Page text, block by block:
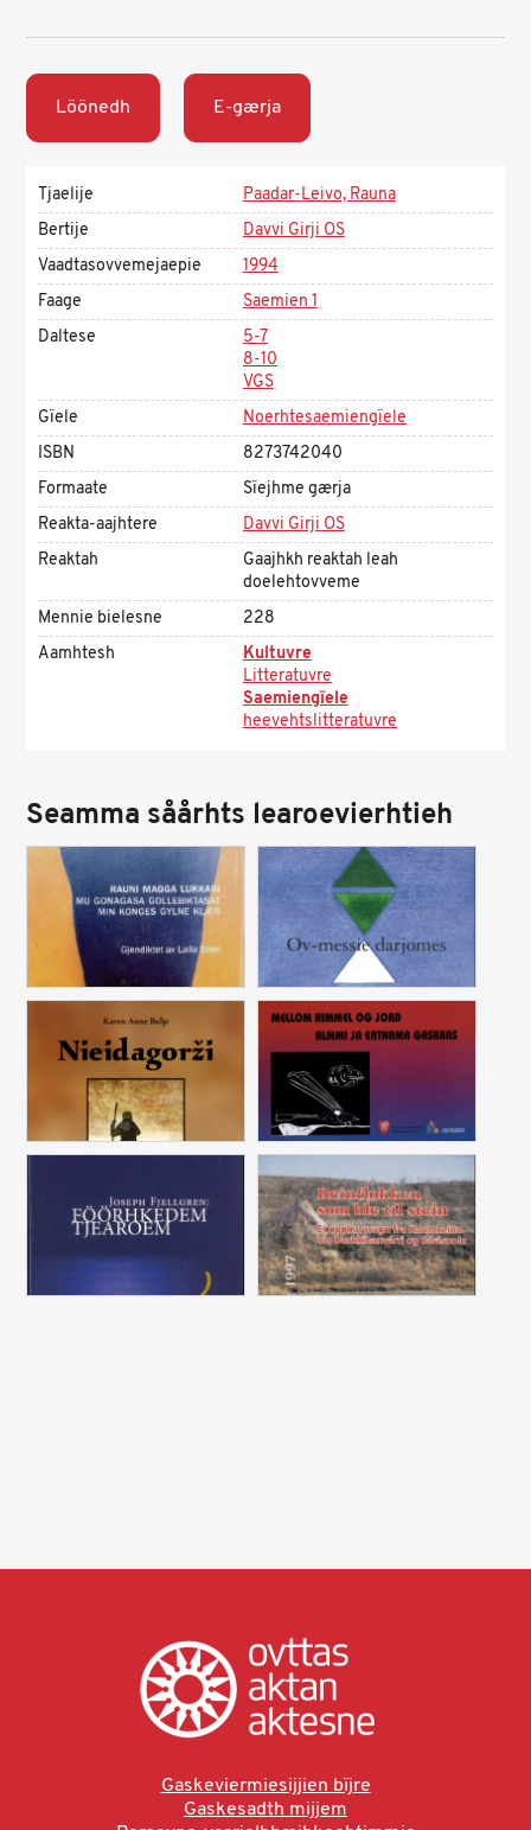
Löönedh E-gærja
Tjaelije
Paadar-Leivo, Rauna
Bertije
Davvi Girji OS
Vaadtasovvemejaepie
1994
Faage
Saemien 1
Daltese
5-7
8-10
VGS
Gïele
Noerhtesaemiengïele
ISBN
8273742040
Formaate
Sïejhme gærja
Reakta-aajhtere
Davvi Girji OS
Reaktah
Gaajhkh reaktah leah
doelehtovveme
Mennie bielesne
228
Aamhtesh
Kultuvre
Litteratuvre
Saemiengïele
heevehtslitteratuvre
Seamma såårhts learoevierhtieh
Gaskeviermiesijjien bïjre
Gaskesadth mijjem